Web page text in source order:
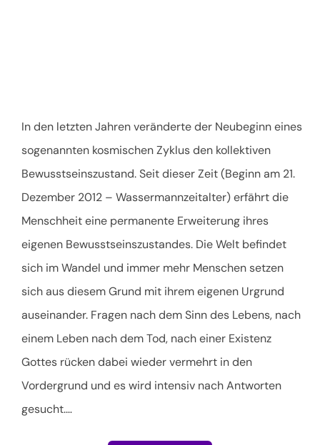
In den letzten Jahren veränderte der Neubeginn eines
sogenannten kosmischen Zyklus den kollektiven
Bewusstseinszustand. Seit dieser Zeit (Beginn am 21.
Dezember 2012 – Wassermannzeitalter) erfährt die
Menschheit eine permanente Erweiterung ihres
eigenen Bewusstseinszustandes. Die Welt befindet
sich im Wandel und immer mehr Menschen setzen
sich aus diesem Grund mit ihrem eigenen Urgrund
auseinander. Fragen nach dem Sinn des Lebens, nach
einem Leben nach dem Tod, nach einer Existenz
Gottes rücken dabei wieder vermehrt in den
Vordergrund und es wird intensiv nach Antworten
gesucht.…